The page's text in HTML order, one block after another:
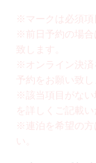
※マークは必須項
※前日予約の場合
致します。
※オンライン決済
予約をお願い致し
※該当項目がな
を詳しくご記載
※連泊を希望の
い。